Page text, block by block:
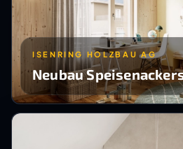
ISENRING HOLZBAU AG
Neubau